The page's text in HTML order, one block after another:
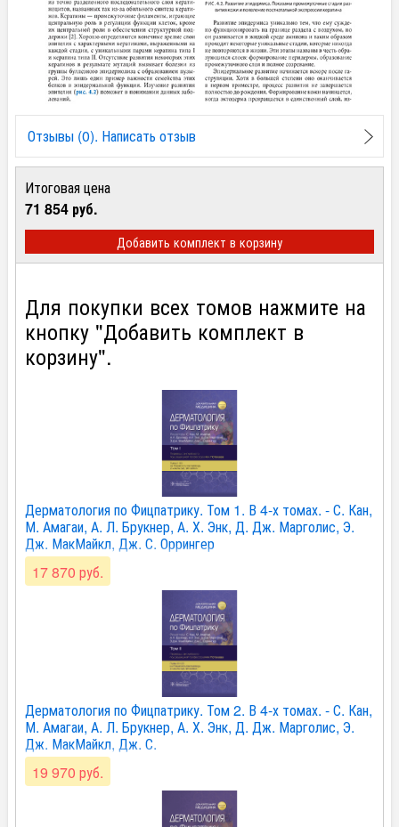
Отзывы (0). Написать отзыв
Итоговая цена
71 854 руб.
Добавить комплект в корзину
Для покупки всех томов нажмите на
кнопку "Добавить комплект в
корзину".
Дерматология по Фицпатрику. Том 1. В 4-х томах. - С. Кан,
М. Амагаи, А. Л. Брукнер, А. Х. Энк, Д. Дж. Марголис, Э.
Дж. МакМайкл, Дж. С. Оррингер
17 870 руб.
Дерматология по Фицпатрику. Том 2. В 4-х томах. - С. Кан,
М. Амагаи, А. Л. Брукнер, А. Х. Энк, Д. Дж. Марголис, Э.
Дж. МакМайкл, Дж. С.
19 970 руб.